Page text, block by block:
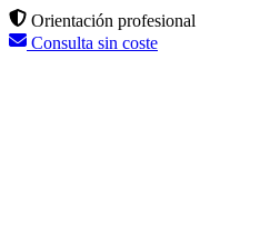
Orientación profesional
Consulta sin coste